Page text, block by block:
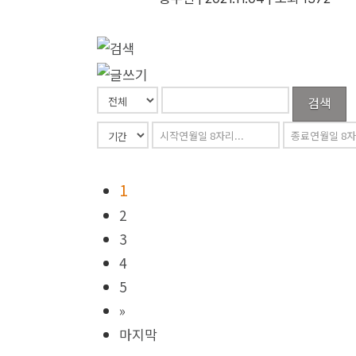
검색
1
2
3
4
5
»
마지막